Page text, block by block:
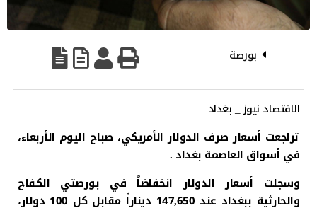
بورصة
الاقتصاد نيوز _ بغداد
تراجعت أسعار صرف الدولار الأمريكي، صباح اليوم الأربعاء،
في أسواق العاصمة بغداد .
وسجلت أسعار الدولار انخفاضاً في بورصتي الكفاح
والحارثية ببغداد عند 147,650 ديناراً مقابل كل 100 دولار،